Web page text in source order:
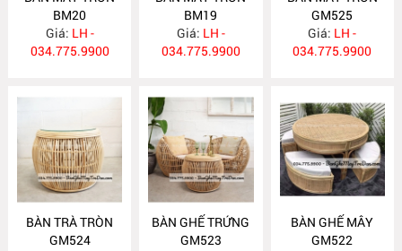
BM20
Giá: LH -
034.775.9900
BM19
Giá: LH -
034.775.9900
GM525
Giá: LH -
034.775.9900
BÀN TRÀ TRÒN
GM524
BÀN GHẾ TRỨNG
GM523
BÀN GHẾ MÂY
GM522